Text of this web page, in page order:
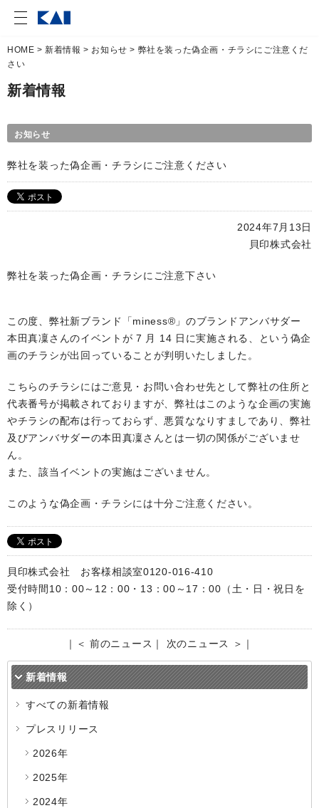
HOME >新着情報 > お知らせ > 弊社を装った偽企画・チラシにご注意くだ
さい
新着情報
お知らせ
弊社を装った偽企画・チラシにご注意ください
2024年7月13日
貝印株式会社
弊社を装った偽企画・チラシにご注意下さい
この度、弊社新ブランド「miness®」のブランドアンバサダー
本⽥真凜さんのイベントが 7 ⽉ 14 ⽇に実施される、という偽企
画のチラシが出回っていることが判明いたしました。
こちらのチラシにはご意⾒・お問い合わせ先として弊社の住所と
代表番号が掲載されておりますが、弊社はこのような企画の実施
やチラシの配布は⾏っておらず、悪質ななりすましであり、弊社
及びアンバサダーの本⽥真凜さんとは⼀切の関係がございませ
ん。
また、該当イベントの実施はございません。
このような偽企画・チラシには⼗分ご注意ください。
貝印株式会社 お客様相談室0120-016-410
受付時間10：00～12：00・13：00～17：00（土・日・祝日を
除く）
｜ ＜ 前のニュース ｜ 次のニュース ＞ ｜
新着情報
すべての新着情報
プレスリリース
2026年
2025年
2024年